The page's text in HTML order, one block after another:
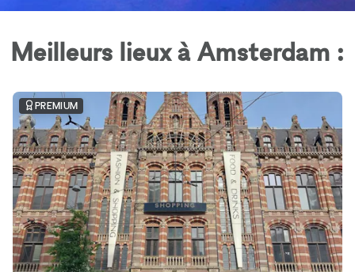
Meilleurs lieux à Amsterdam :
PREMIUM